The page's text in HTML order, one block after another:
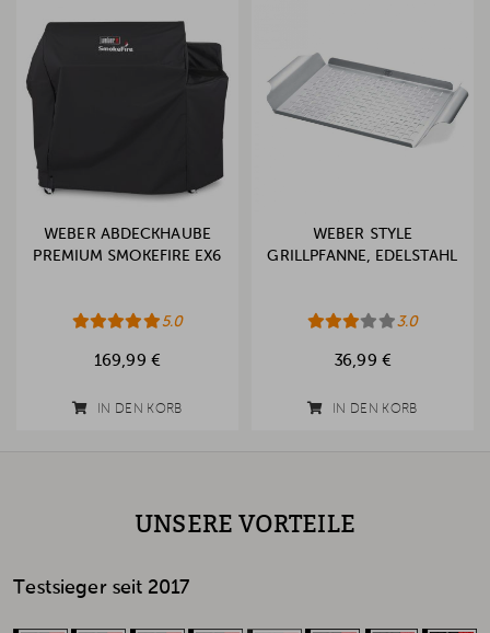
WEBER ABDECKHAUBE
PREMIUM SMOKEFIRE EX6
5.0
169,99 €
IN DEN KORB
WEBER STYLE
GRILLPFANNE, EDELSTAHL
3.0
36,99 €
IN DEN KORB
UNSERE VORTEILE
Testsieger seit 2017